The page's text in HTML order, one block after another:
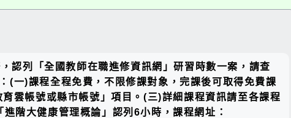
塊
認列「全國教師在職進修資訊網」研習時數一案，請查
一)課程全程免費，不限修課對象，完課後可取得免費課
雲帳號或縣市帳號」項目。(三)詳細課程資訊請至各課程
大健康管理概論」認列6小時，課程網址：